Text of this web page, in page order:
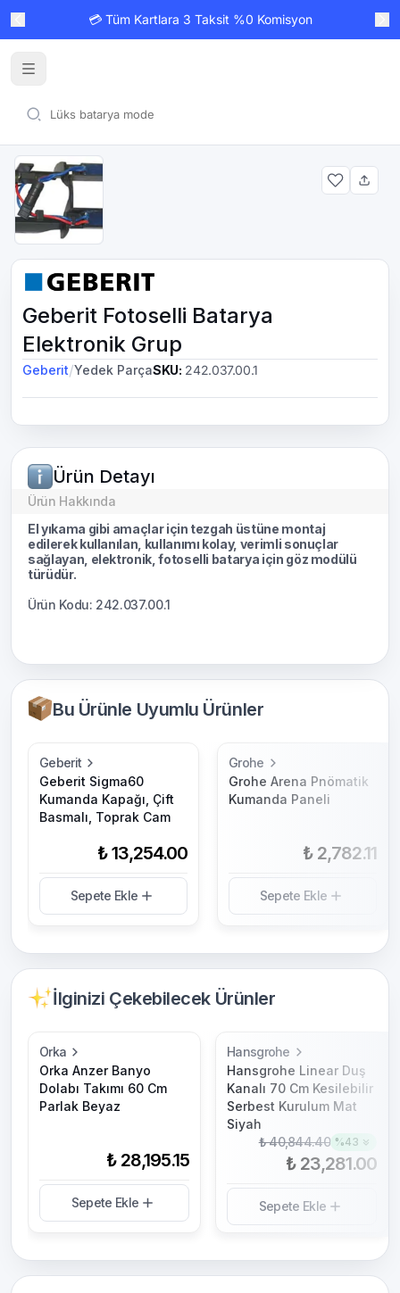
💳 Tüm Kartlara 3 Taksit %0 Komisyon
Geberit Fotoselli Batarya
Elektronik Grup
Geberit/Yedek ParçaSKU: 242.037.00.1
Bu Ürünle Uyumlu Ürünler
Geberit
Geberit Sigma60
Kumanda Kapağı, Çift
Basmalı, Toprak Cam
₺ 13,254.00
Sepete Ekle
Grohe
Grohe Arena Pnömatik
Kumanda Paneli
₺ 2,782.11
Sepete Ekle
İlginizi Çekebilecek Ürünler
Orka
Orka Anzer Banyo
Dolabı Takımı 60 Cm
Parlak Beyaz
₺ 28,195.15
Sepete Ekle
Hansgrohe
Hansgrohe Linear Duş
Kanalı 70 Cm Kesilebilir
Serbest Kurulum Mat
Siyah
₺ 40,844.40 %43
₺ 23,281.00
Sepete Ekle
Ürün Detayı
Ürün Hakkında
El yıkama gibi amaçlar için tezgah üstüne montaj
edilerek kullanılan, kullanımı kolay, verimli sonuçlar
sağlayan, elektronik, fotoselli batarya için göz modülü
türüdür.
Ürün Kodu: 242.037.00.1